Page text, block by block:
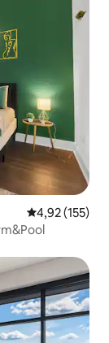
5 üzerinden
4,92 (155)